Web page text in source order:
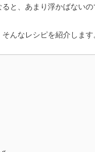
と、あまり浮かばないの
んなレシピを紹介します。